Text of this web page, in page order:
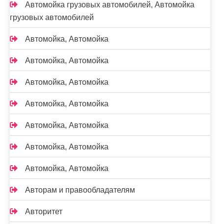
Автомойка грузовых автомобилей, Автомойка
грузовых автомобилей
Автомойка, Автомойка
Автомойка, Автомойка
Автомойка, Автомойка
Автомойка, Автомойка
Автомойка, Автомойка
Автомойка, Автомойка
Автомойка, Автомойка
Авторам и правообладателям
Авторитет